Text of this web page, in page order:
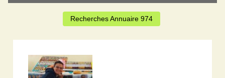
Recherches Annuaire 974